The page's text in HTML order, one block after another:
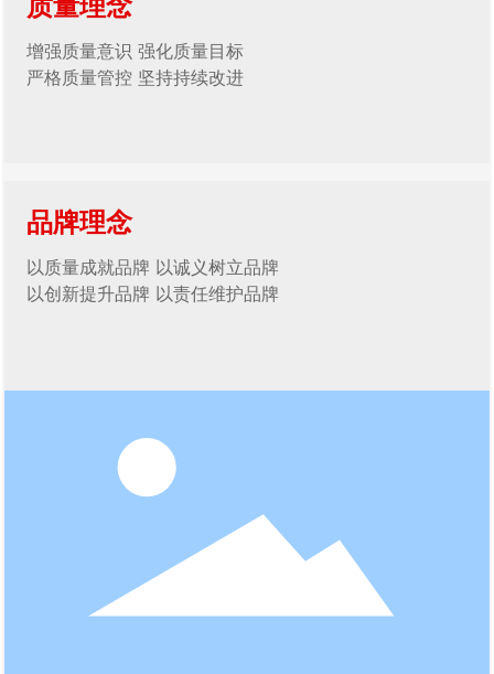
增强质量意识 强化质量目标
严格质量管控 坚持持续改进
品牌理念
以质量成就品牌 以诚义树立品牌
以创新提升品牌 以责任维护品牌